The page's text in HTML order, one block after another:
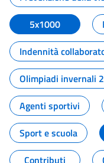
5x1000
Indennità
Olimpiadi invernali
Agenti sportivi
Sport e scuola
Contributi